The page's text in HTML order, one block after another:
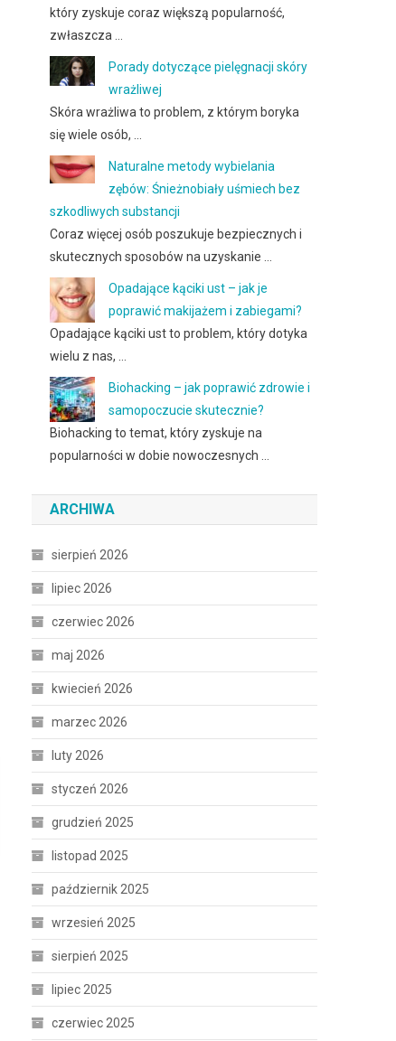
który zyskuje coraz większą popularność,
zwłaszcza …
Porady dotyczące pielęgnacji skóry
wrażliwej
Skóra wrażliwa to problem, z którym boryka
się wiele osób, …
Naturalne metody wybielania
zębów: Śnieżnobiały uśmiech bez
szkodliwych substancji
Coraz więcej osób poszukuje bezpiecznych i
skutecznych sposobów na uzyskanie …
Opadające kąciki ust – jak je
poprawić makijażem i zabiegami?
Opadające kąciki ust to problem, który dotyka
wielu z nas, …
Biohacking – jak poprawić zdrowie i
samopoczucie skutecznie?
Biohacking to temat, który zyskuje na
popularności w dobie nowoczesnych …
ARCHIWA
sierpień 2026
lipiec 2026
czerwiec 2026
maj 2026
kwiecień 2026
marzec 2026
luty 2026
styczeń 2026
grudzień 2025
listopad 2025
październik 2025
wrzesień 2025
sierpień 2025
lipiec 2025
czerwiec 2025